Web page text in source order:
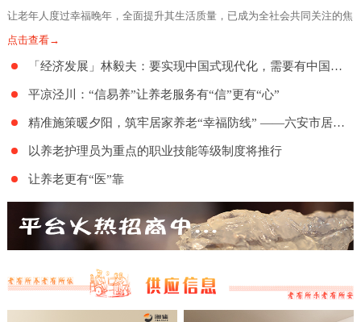
让老年人度过幸福晚年，全面提升其生活质量，已成为全社会共同关注的焦
点。日前，民政部、人力资源社会
点击查看→
「经济发展」林毅夫：要实现中国式现代化，需要有中国特色的养老制度
平凉泾川：“信易养”让养老服务有“信”更有“心”
精准施策暖夕阳，筑牢居家养老“幸福防线” ——六安市居家和社区基本养老服务提升行动项目舒城地区的全面实施
以养老护理员为重点的职业技能等级制度将推行
让养老更有“医”靠